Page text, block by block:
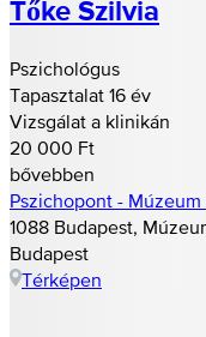
Tőke Szilvia
Pszichológus
Tapasztalat 16 év
Vizsgálat a klinikán
20 000 Ft
bővebben
Pszichopont - Múzeum
1088 Budapest,
Budapest
Térképen